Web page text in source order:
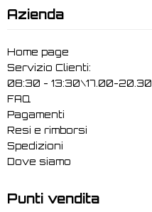
Azienda
Home page
Servizio Clienti:
08:30 - 13:30\17.00-20.30
FAQ
Pagamenti
Resi e rimborsi
Spedizioni
Dove siamo
Punti vendita